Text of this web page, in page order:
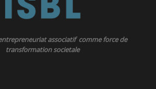
associatif comme force de
transformation societale